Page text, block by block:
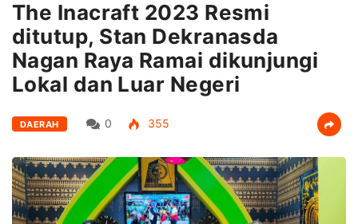
The Inacraft 2023 Resmi
ditutup, Stan Dekranasda
Nagan Raya Ramai dikunjungi
Lokal dan Luar Negeri
DAERAH 0 355